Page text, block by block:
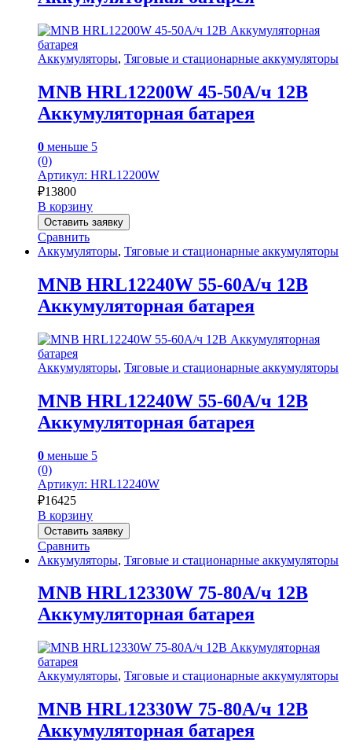
Аккумуляторы, Тяговые и стационарные аккумуляторы
MNB HRL12200W 45-50А/ч 12В
Аккумуляторная батарея
0 меньше 5
(0)
Артикул: HRL12200W
₽13800
В корзину
Оставить заявку
Сравнить
Аккумуляторы, Тяговые и стационарные аккумуляторы
MNB HRL12240W 55-60А/ч 12В
Аккумуляторная батарея
Аккумуляторы, Тяговые и стационарные аккумуляторы
MNB HRL12240W 55-60А/ч 12В
Аккумуляторная батарея
0 меньше 5
(0)
Артикул: HRL12240W
₽16425
В корзину
Оставить заявку
Сравнить
Аккумуляторы, Тяговые и стационарные аккумуляторы
MNB HRL12330W 75-80А/ч 12В
Аккумуляторная батарея
Аккумуляторы, Тяговые и стационарные аккумуляторы
MNB HRL12330W 75-80А/ч 12В
Аккумуляторная батарея